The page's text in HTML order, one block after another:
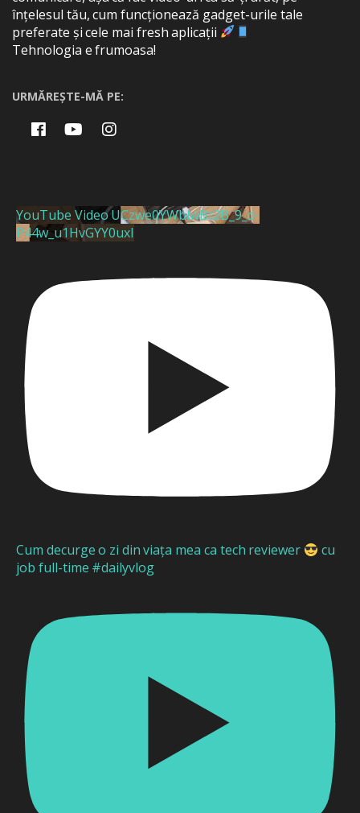
înțelesul tău, cum funcționează gadget-urile tale
preferate și cele mai fresh aplicații
Tehnologia e frumoasa!
URMĂREȘTE-MĂ PE:
YouTube Video UCzwe0YWblwBt2B_9_d-
P44w_u1HvGYY0uxI
Cum decurge o zi din viața mea ca tech reviewer
cu
job full-time #dailyvlog